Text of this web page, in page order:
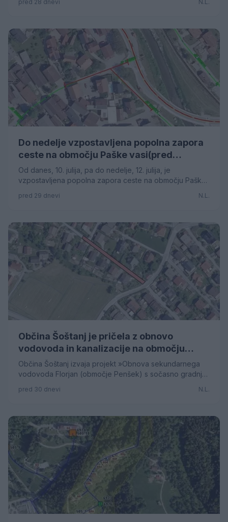
pred 28 dnevi N.L.
Do nedelje vzpostavljena popolna zapora
ceste na območju Paške vasi(pred
gasilskim domom)
Od danes, 10. julija, pa do nedelje, 12. julija, je
vzpostavljena popolna zapora ceste na območju Paške
pred 29 dnevi N.L.
Občina Šoštanj je pričela z obnovo
vodovoda in kanalizacije na območju
Penšek v Florjanu
Občina Šoštanj izvaja projekt »Obnova sekundarnega
vodovoda Florjan (območje Penšek) s sočasno gradnjo
Šoštanj, pogodbena vrednost projekta pa znaša
pred 30 dnevi N.L.